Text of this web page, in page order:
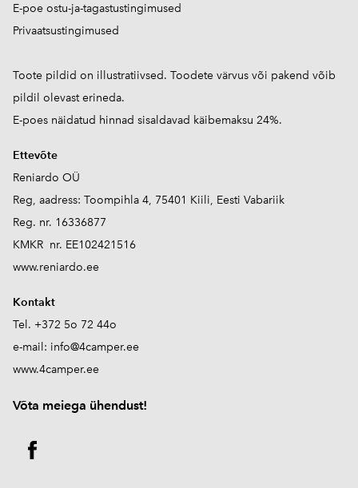
E-poe ostu-ja-tagastustingimused
Privaatsustingimused
Toote pildid on illustratiivsed. Toodete värvus või pakend võib
pildil olevast erineda.
E-poes näidatud hinnad sisaldavad käibemaksu 24%.
Ettevõte
Reniardo OÜ
Reg, aadress: Toompihla 4, 75401 Kiili, Eesti Vabariik
Reg. nr. 16336877
KMKR nr. EE102421516
www.reniardo.ee
Kontakt
Tel. +372 5o 72 44o
e-mail: info@4camper.ee
www.4camper.ee
Võta meiega ühendust!